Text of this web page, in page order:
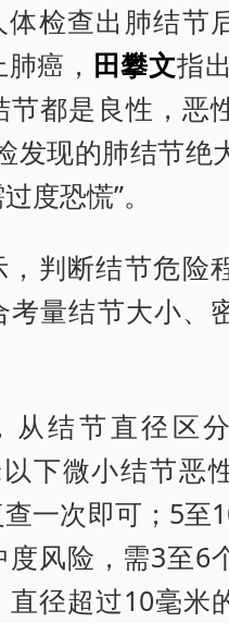
体检查出肺结节
癌， 田攀文指
节都是良性，恶
发现的肺结节绝
度恐慌”。
，判断结节危险
考量结节大小、
从结节直径区
下微小结节恶
一次即可；5至
度风险，需3至6
直径超过10毫米